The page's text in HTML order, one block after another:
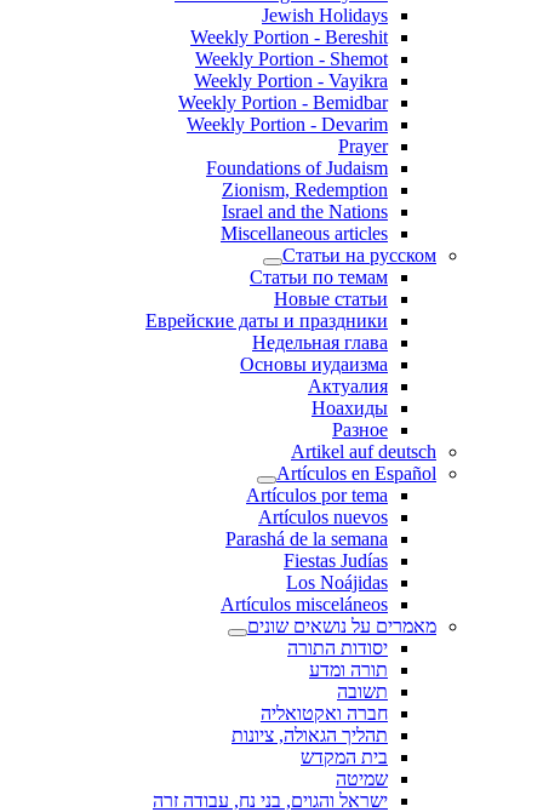
Jewish Holidays
Weekly Portion - Bereshit
Weekly Portion - Shemot
Weekly Portion - Vayikra
Weekly Portion - Bemidbar
Weekly Portion - Devarim
Prayer
Foundations of Judaism
Zionism, Redemption
Israel and the Nations
Miscellaneous articles
Статьи на русском
Статьи по темам
Новые статьи
Еврейские даты и праздники
Недельная глава
Основы иудаизма
Актуалия
Ноахиды
Разное
Artikel auf deutsch
Artículos en Español
Artículos por tema
Artículos nuevos
Parashá de la semana
Fiestas Judías
Los Noájidas
Artículos misceláneos
מאמרים על נושאים שונים
יסודות התורה
תורה ומדע
תשובה
חברה ואקטואליה
תהליך הגאולה, ציונות
בית המקדש
שמיטה
ישראל והגוים, בני נח, עבודה זרה